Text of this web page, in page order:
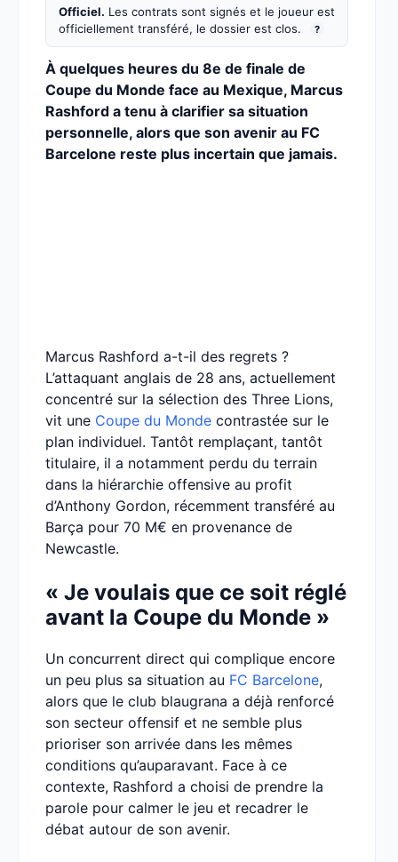
Officiel. Les contrats sont signés et le joueur est
officiellement transféré, le dossier est clos.
?
À quelques heures du 8e de finale de
Coupe du Monde face au Mexique, Marcus
Rashford a tenu à clarifier sa situation
personnelle, alors que son avenir au FC
Barcelone reste plus incertain que jamais.
Marcus Rashford a-t-il des regrets ?
L’attaquant anglais de 28 ans, actuellement
concentré sur la sélection des Three Lions,
vit une Coupe du Monde contrastée sur le
plan individuel. Tantôt remplaçant, tantôt
titulaire, il a notamment perdu du terrain
dans la hiérarchie offensive au profit
d’Anthony Gordon, récemment transféré au
Barça pour 70 M€ en provenance de
Newcastle.
« Je voulais que ce soit réglé
avant la Coupe du Monde »
Un concurrent direct qui complique encore
un peu plus sa situation au FC Barcelone,
alors que le club blaugrana a déjà renforcé
son secteur offensif et ne semble plus
prioriser son arrivée dans les mêmes
conditions qu’auparavant. Face à ce
contexte, Rashford a choisi de prendre la
parole pour calmer le jeu et recadrer le
débat autour de son avenir.